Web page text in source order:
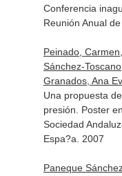
Conferencia
Reunión Anual
Peinado,
Sánchez-
Granados, Ana
Una propuesta
presión. Poster
Sociedad
Espa?a. 2007
Paneque